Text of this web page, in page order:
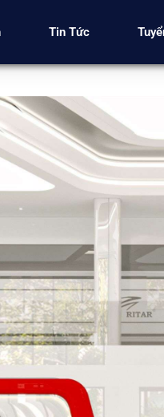
Tin Tức